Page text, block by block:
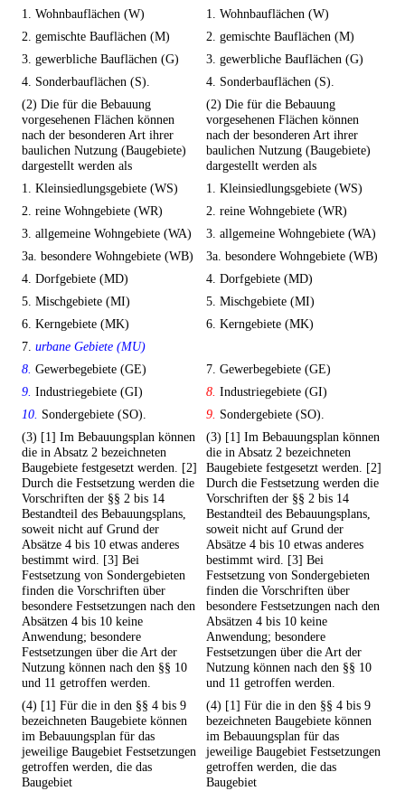
1. Wohnbauflächen (W)
1. Wohnbauflächen (W)
2. gemischte Bauflächen (M)
2. gemischte Bauflächen (M)
3. gewerbliche Bauflächen (G)
3. gewerbliche Bauflächen (G)
4. Sonderbauflächen (S).
4. Sonderbauflächen (S).
(2) Die für die Bebauung
vorgesehenen Flächen können
nach der besonderen Art ihrer
baulichen Nutzung (Baugebiete)
dargestellt werden als
(2) Die für die Bebauung
vorgesehenen Flächen können
nach der besonderen Art ihrer
baulichen Nutzung (Baugebiete)
dargestellt werden als
1. Kleinsiedlungsgebiete (WS)
1. Kleinsiedlungsgebiete (WS)
2. reine Wohngebiete (WR)
2. reine Wohngebiete (WR)
3. allgemeine Wohngebiete (WA)
3. allgemeine Wohngebiete (WA)
3a. besondere Wohngebiete (WB)
3a. besondere Wohngebiete (WB)
4. Dorfgebiete (MD)
4. Dorfgebiete (MD)
5. Mischgebiete (MI)
5. Mischgebiete (MI)
6. Kerngebiete (MK)
6. Kerngebiete (MK)
7. urbane Gebiete (MU)
8. Gewerbegebiete (GE)
7. Gewerbegebiete (GE)
9. Industriegebiete (GI) 8. Industriegebiete (GI)
10. Sondergebiete (SO). 9. Sondergebiete (SO).
(3) [1] Im Bebauungsplan können
die in Absatz 2 bezeichneten
Baugebiete festgesetzt werden. [2]
Durch die Festsetzung werden die
Vorschriften der §§ 2 bis 14
Bestandteil des Bebauungsplans,
soweit nicht auf Grund der
Absätze 4 bis 10 etwas anderes
bestimmt wird. [3] Bei
Festsetzung von Sondergebieten
finden die Vorschriften über
besondere Festsetzungen nach den
Absätzen 4 bis 10 keine
Anwendung; besondere
Festsetzungen über die Art der
Nutzung können nach den §§ 10
und 11 getroffen werden.
(3) [1] Im Bebauungsplan können
die in Absatz 2 bezeichneten
Baugebiete festgesetzt werden. [2]
Durch die Festsetzung werden die
Vorschriften der §§ 2 bis 14
Bestandteil des Bebauungsplans,
soweit nicht auf Grund der
Absätze 4 bis 10 etwas anderes
bestimmt wird. [3] Bei
Festsetzung von Sondergebieten
finden die Vorschriften über
besondere Festsetzungen nach den
Absätzen 4 bis 10 keine
Anwendung; besondere
Festsetzungen über die Art der
Nutzung können nach den §§ 10
und 11 getroffen werden.
(4) [1] Für die in den §§ 4 bis 9
bezeichneten Baugebiete können
im Bebauungsplan für das
jeweilige Baugebiet Festsetzungen
getroffen werden, die das
Baugebiet
(4) [1] Für die in den §§ 4 bis 9
bezeichneten Baugebiete können
im Bebauungsplan für das
jeweilige Baugebiet Festsetzungen
getroffen werden, die das
Baugebiet